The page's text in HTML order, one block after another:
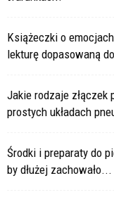
Książeczki o
lekturę dopasowaną
Jakie rodzaje złączek
prostych układach
Środki i preparaty do
by dłużej zachowało...